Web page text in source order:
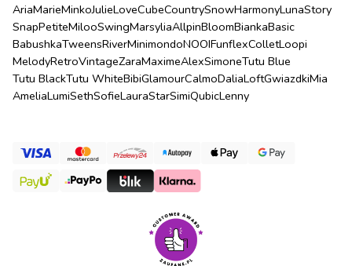
AriaMarieMinkoJulieLoveCubeCountrySnowHarmonyLunaStory
SnapPetiteMilooSwingMarsyliaAllpinBloomBiankaBasic
BabushkaTweensRiverMinimondoNOOIFunflexColletLoopi
MelodyRetroVintageZaraMaximeAlexSimoneTutu Blue
Tutu BlackTutu WhiteBibiGlamourCalmoDaliaLoftGwiazdkiMia
AmeliaLumiSethSofieLauraStarSimiQubicLenny